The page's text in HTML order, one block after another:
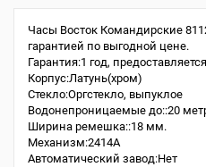
Часы Восток Командирские
гарантией по выгодной цене.
Гарантия:1 год,
Корпус:Латунь(хром)
Стекло:Оргстекло, выпуклое
Водонепроницаемые до::20
Ширина ремешка::18 мм.
Механизм:2414A
Автоматический завод:Нет